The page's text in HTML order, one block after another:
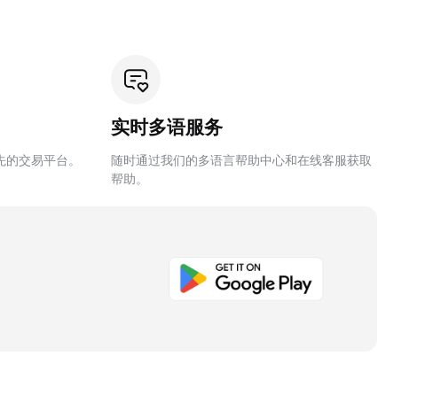
交易平台。
实时多语服务
随时通过我们的多语言帮助中心和在线客服获取
帮助。